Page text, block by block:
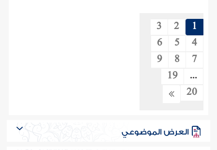
1
2
3
4
5
6
7
8
9
...
19
20
العرض الموضوعي